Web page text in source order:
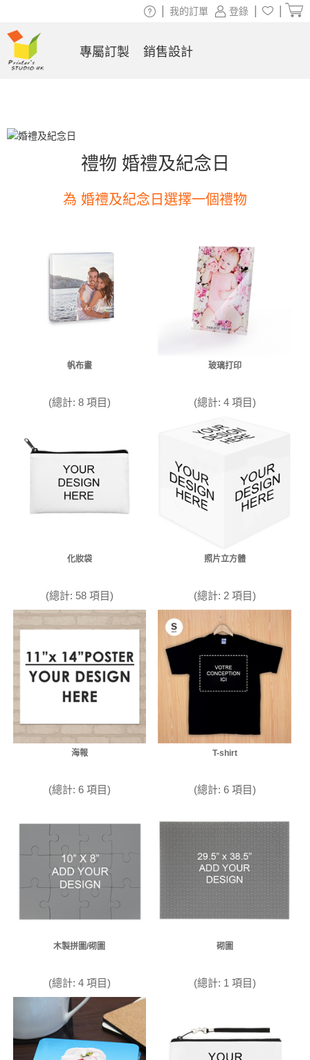
禮物 婚禮及紀念日
為 婚禮及紀念日選擇一個禮物
帆布畫
(總計: 8 項目)
玻璃打印
(總計: 4 項目)
化妝袋
(總計: 58 項目)
照片立方體
(總計: 2 項目)
海報
(總計: 6 項目)
T-shirt
(總計: 6 項目)
木製拼圖/砌圖
(總計: 4 項目)
砌圖
(總計: 1 項目)
登錄
我的訂單
專屬訂製 銷售設計